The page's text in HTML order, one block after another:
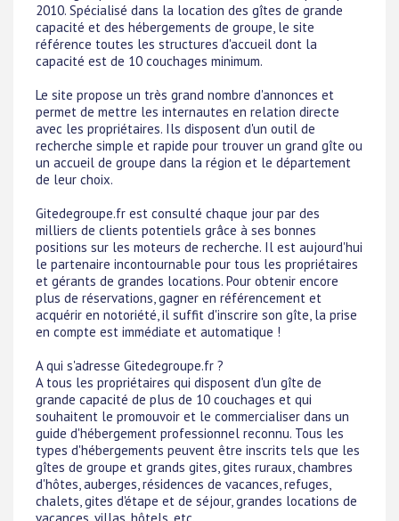
2010. Spécialisé dans la location des gîtes de grande
capacité et des hébergements de groupe, le site
référence toutes les structures d'accueil dont la
capacité est de 10 couchages minimum.
Le site propose un très grand nombre d'annonces et
permet de mettre les internautes en relation directe
avec les propriétaires. Ils disposent d'un outil de
recherche simple et rapide pour trouver un grand gîte ou
un accueil de groupe dans la région et le département
de leur choix.
Gitedegroupe.fr est consulté chaque jour par des
milliers de clients potentiels grâce à ses bonnes
positions sur les moteurs de recherche. Il est aujourd'hui
le partenaire incontournable pour tous les propriétaires
et gérants de grandes locations. Pour obtenir encore
plus de réservations, gagner en référencement et
acquérir en notoriété, il suffit d'inscrire son gîte, la prise
en compte est immédiate et automatique !
A qui s'adresse Gitedegroupe.fr ?
A tous les propriétaires qui disposent d'un gîte de
grande capacité de plus de 10 couchages et qui
souhaitent le promouvoir et le commercialiser dans un
guide d'hébergement professionnel reconnu. Tous les
types d'hébergements peuvent être inscrits tels que les
gîtes de groupe et grands gites, gites ruraux, chambres
d'hôtes, auberges, résidences de vacances, refuges,
chalets, gites d'étape et de séjour, grandes locations de